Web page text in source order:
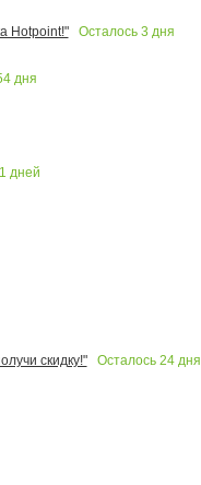
Hotpoint!" Осталось 3 дня
дня
дней
скидку!" Осталось 24дня